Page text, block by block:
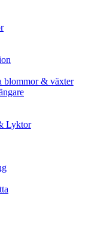
blommor & växter
Lyktor